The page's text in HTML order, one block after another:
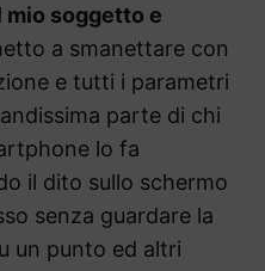
mio soggetto e
a smanettare con
e tutti i parametri
parte di chi
lo fa
il dito sullo schermo
senza guardare la
un punto ed altri